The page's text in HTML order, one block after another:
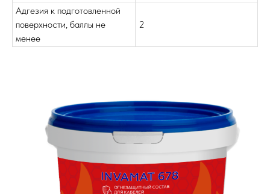
Адгезия к подготовленной
поверхности, баллы не
менее
2